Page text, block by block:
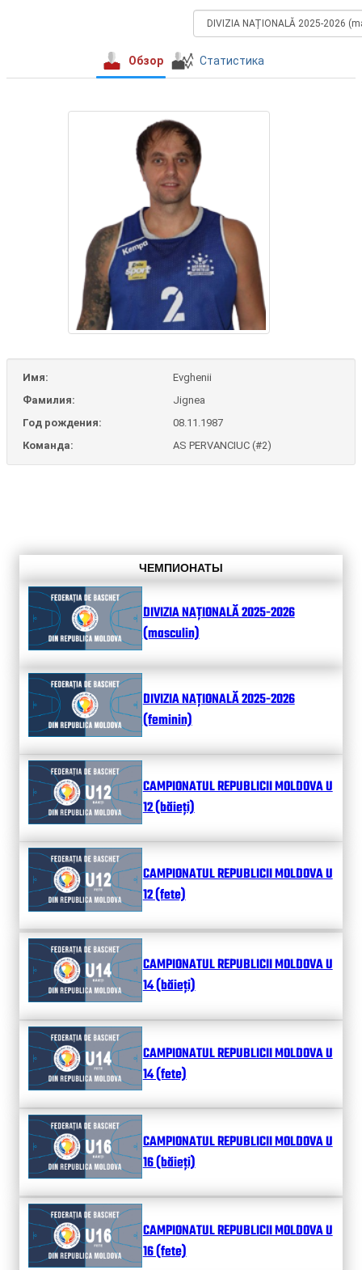
Обзор Статистика
Имя:
Evghenii
Фамилия:
Jignea
Год рождения:
08.11.1987
Команда:
AS PERVANCIUC (#2)
ЧЕМПИОНАТЫ
DIVIZIA NAȚIONALĂ 2025-2026
(masculin)
DIVIZIA NAȚIONALĂ 2025-2026
(feminin)
CAMPIONATUL REPUBLICII MOLDOVA U
12 (băieți)
CAMPIONATUL REPUBLICII MOLDOVA U
12 (fete)
CAMPIONATUL REPUBLICII MOLDOVA U
14 (băieți)
CAMPIONATUL REPUBLICII MOLDOVA U
14 (fete)
CAMPIONATUL REPUBLICII MOLDOVA U
16 (băieți)
CAMPIONATUL REPUBLICII MOLDOVA U
16 (fete)